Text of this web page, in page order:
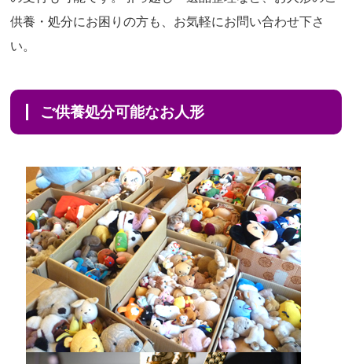
供養・処分にお困りの方も、お気軽にお問い合わせ下さ
い。
ご供養処分可能なお人形